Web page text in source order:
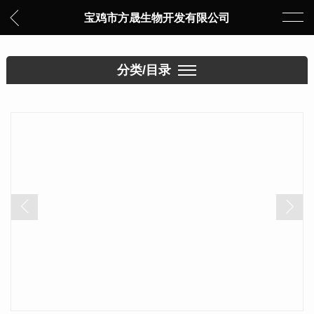
宝鸡市方晟生物开发有限公司
分类/目录